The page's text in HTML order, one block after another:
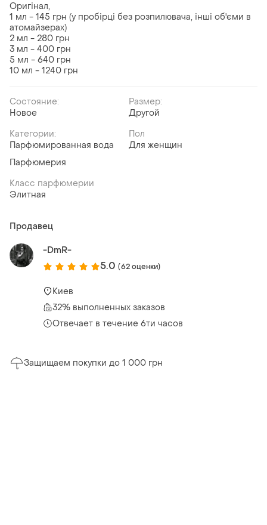
Оригінал,
1 мл - 145 грн (у пробірці без розпилювача, інші об'єми в
атомайзерах)
2 мл - 280 грн
3 мл - 400 грн
5 мл - 640 грн
10 мл - 1240 грн
Состояние:
Новое
Размер:
Другой
Категории:
Парфюмированная вода
Парфюмерия
Пол
Для женщин
Класс парфюмерии
Элитная
Продавец
-DmR-
5.0 (62 оценки)
Киев
32% выполненных заказов
Отвечает в течение 6ти часов
Защищаем покупки до 1 000 грн